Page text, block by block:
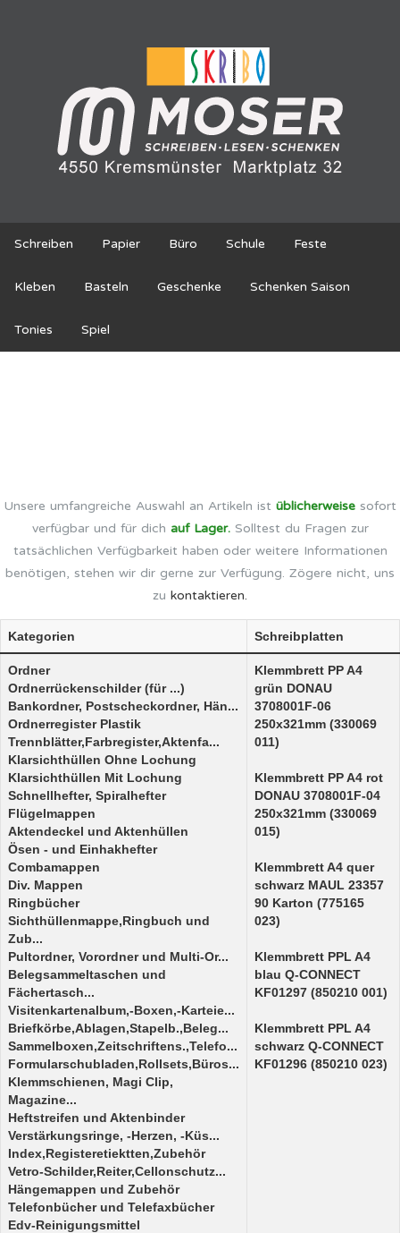
Schreiben Papier Büro Schule Feste
Kleben Basteln Geschenke Schenken Saison
Tonies Spiel
Unsere umfangreiche Auswahl an Artikeln ist üblicherweise sofort
verfügbar und für dich auf Lager.Solltest du Fragen zur
tatsächlichen Verfügbarkeit haben oder weitere Informationen
benötigen, stehen wir dir gerne zur Verfügung. Zögere nicht, uns
zu kontaktieren.
Kategorien Schreibplatten
Ordner
Ordnerrückenschilder (für ...)
Bankordner, Postscheckordner, Hän...
Ordnerregister Plastik
Trennblätter,Farbregister,Aktenfa...
Klarsichthüllen Ohne Lochung
Klarsichthüllen Mit Lochung
Schnellhefter, Spiralhefter
Flügelmappen
Aktendeckel und Aktenhüllen
Ösen - und Einhakhefter
Combamappen
Div. Mappen
Ringbücher
Sichthüllenmappe,Ringbuch und
Zub...
Pultordner, Vorordner und Multi-Or...
Belegsammeltaschen und
Fächertasch...
Visitenkartenalbum,-Boxen,-Karteie...
Briefkörbe,Ablagen,Stapelb.,Beleg...
Sammelboxen,Zeitschriftens.,Telefo...
Formularschubladen,Rollsets,Büros...
Klemmschienen, Magi Clip,
Magazine...
Heftstreifen und Aktenbinder
Verstärkungsringe, -Herzen, -Küs...
Index,Registeretiektten,Zubehör
Vetro-Schilder,Reiter,Cellonschutz...
Hängemappen und Zubehör
Telefonbücher und Telefaxbücher
Edv-Reinigungsmittel
Klemmbrett PP A4
grün DONAU
3708001F-06
250x321mm (330069
011)
Klemmbrett PP A4 rot
DONAU 3708001F-04
250x321mm (330069
015)
Klemmbrett A4 quer
schwarz MAUL 23357
90 Karton (775165
023)
Klemmbrett PPL A4
blau Q-CONNECT
KF01297 (850210 001)
Klemmbrett PPL A4
schwarz Q-CONNECT
KF01296 (850210 023)